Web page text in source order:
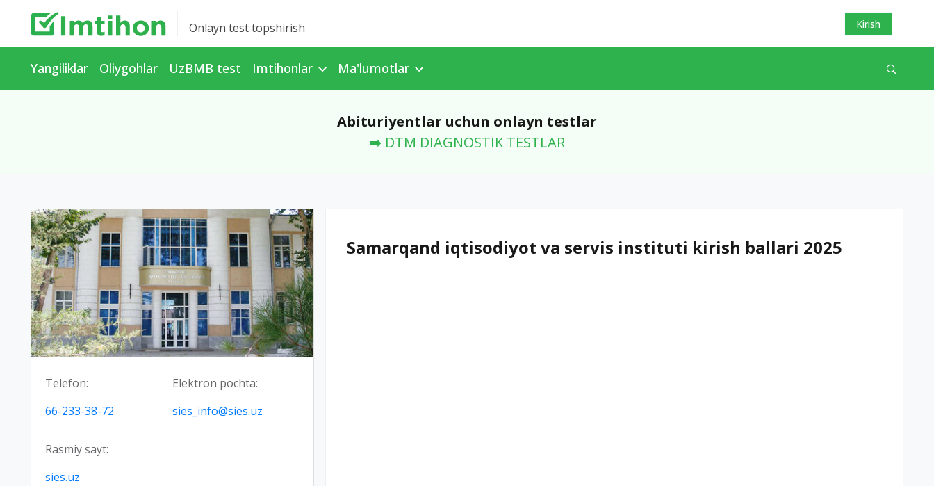
Onlayn test topshirish Kirish
Yangiliklar Oliygohlar UzBMB test Imtihonlar Ma'lumotlar
Abituriyentlar uchun onlayn testlar
➡️ DTM DIAGNOSTIK TESTLAR
Telefon:
66-233-38-72
Elektron pochta:
sies_info@sies.uz
Rasmiy sayt:
sies.uz
Samarqand iqtisodiyot va servis instituti kirish ballari 2025